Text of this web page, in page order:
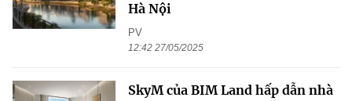
Hà Nội
PV
12:42 27/05/2025
SkyM của BIM Land hấp dẫn nhà